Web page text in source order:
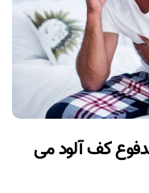
کف آلود می